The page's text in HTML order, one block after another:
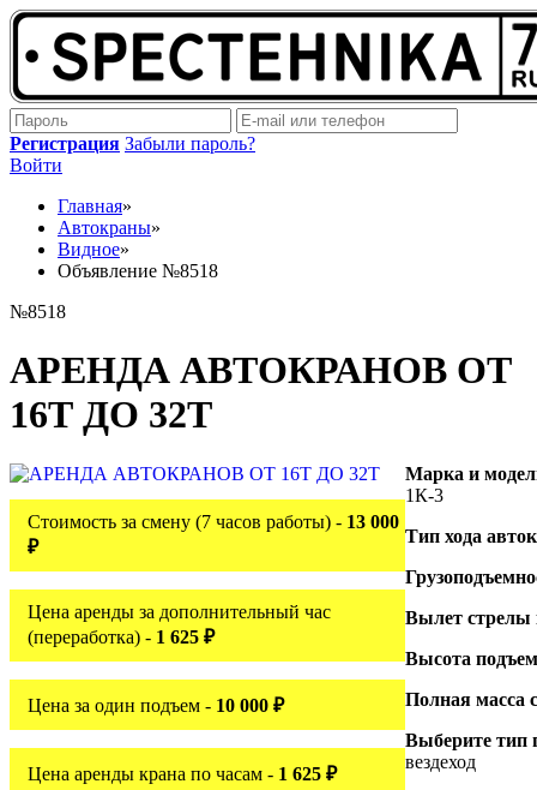
Регистрация Забыли пароль?
Войти
Главная»
Автокраны»
Видное»
Объявление №8518
№8518
АРЕНДА АВТОКРАНОВ ОТ
16Т ДО 32Т
Стоимость за смену (7 часов работы) - 13 000
₽
Цена аренды за дополнительный час
(переработка) - 1 625 ₽
Цена за один подъем - 10 000 ₽
Цена аренды крана по часам - 1 625 ₽
Марка и
1К-3
Тип хода
Вылет стрелы
Высота
Полная масса
Выберите тип
вездеход